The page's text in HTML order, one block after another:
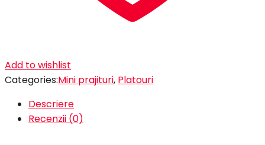
Add to wishlist
Categories:Mini prajituri, Platouri
Descriere
Recenzii (0)